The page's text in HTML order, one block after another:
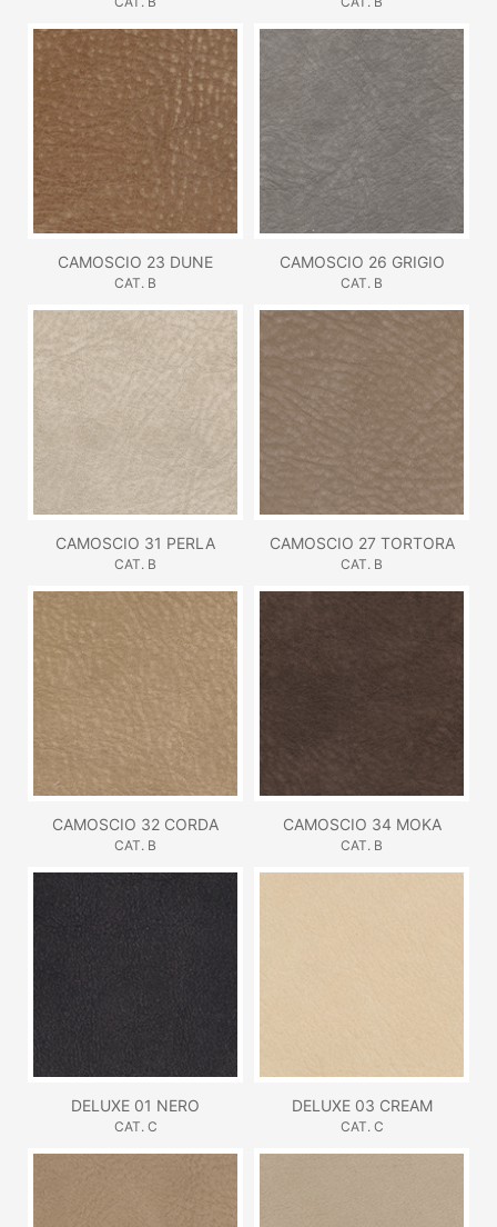
CAMOSCIO 23 DUNE
CAT. B
CAMOSCIO 26 GRIGIO
CAT. B
CAMOSCIO 31 PERLA
CAT. B
CAMOSCIO 27 TORTORA
CAT. B
CAMOSCIO 32 CORDA
CAT. B
CAMOSCIO 34 MOKA
CAT. B
DELUXE 01 NERO
CAT. C
DELUXE 03 CREAM
CAT. C